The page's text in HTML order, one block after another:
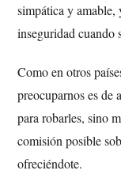
simpática y amable,
inseguridad cuando
Como en otros
preocuparnos es de
para robarles, sino
comisión posible
ofreciéndote.